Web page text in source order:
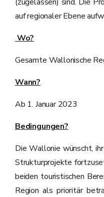
auf regionaler Ebene
Wo?
Gesamte Wallonische
Wann?
Ab 1. Januar 2023
Bedingungen?
Die Wallonie wünscht,
Strukturprojekte
beiden touristischen
Region als prioritär